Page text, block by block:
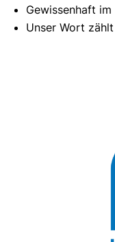
Gewissenhaft im
Unser Wort zählt